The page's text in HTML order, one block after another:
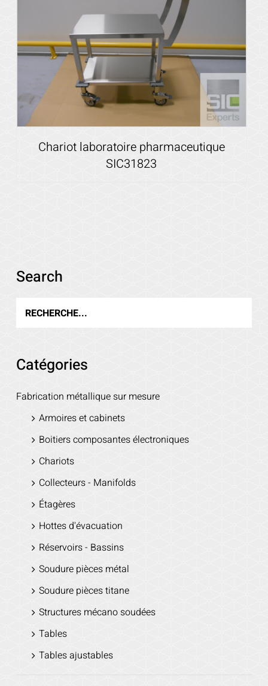
Chariot laboratoire pharmaceutique
SIC31823
Search
Catégories
Fabrication métallique sur mesure
Armoires et cabinets
Boitiers composantes électroniques
Chariots
Collecteurs - Manifolds
Étagères
Hottes d'évacuation
Réservoirs - Bassins
Soudure pièces métal
Soudure pièces titane
Structures mécano soudées
Tables
Tables ajustables